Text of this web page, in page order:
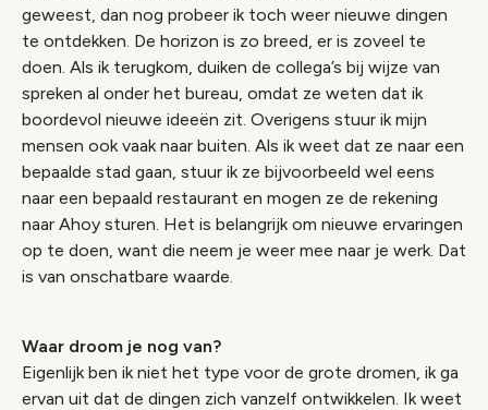
geweest, dan nog probeer ik toch weer nieuwe dingen
te ontdekken. De horizon is zo breed, er is zoveel te
doen. Als ik terugkom, duiken de collega’s bij wijze van
spreken al onder het bureau, omdat ze weten dat ik
boordevol nieuwe ideeën zit. Overigens stuur ik mijn
mensen ook vaak naar buiten. Als ik weet dat ze naar een
bepaalde stad gaan, stuur ik ze bijvoorbeeld wel eens
naar een bepaald restaurant en mogen ze de rekening
naar Ahoy sturen. Het is belangrijk om nieuwe ervaringen
op te doen, want die neem je weer mee naar je werk. Dat
is van onschatbare waarde.
Waar droom je nog van?
Eigenlijk ben ik niet het type voor de grote dromen, ik ga
ervan uit dat de dingen zich vanzelf ontwikkelen. Ik weet